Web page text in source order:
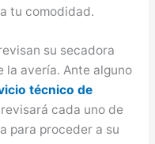
tu comodidad.
su secadora
la avería. Ante alguno
técnico de
cada uno de
para proceder a su